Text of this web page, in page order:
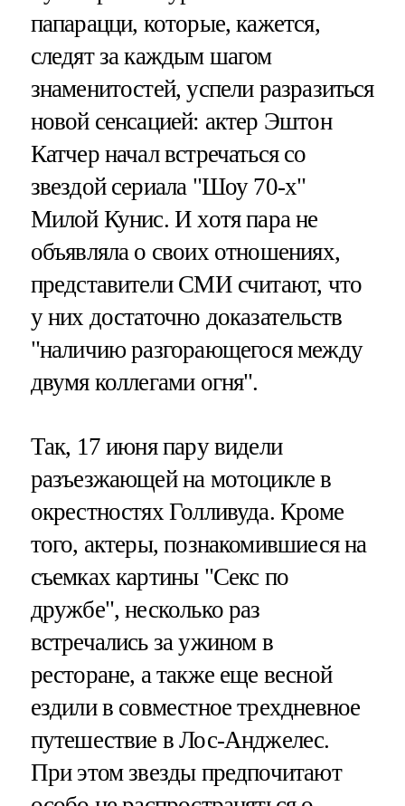
папарацци, которые, кажется,
следят за каждым шагом
знаменитостей, успели разразиться
новой сенсацией: актер Эштон
Катчер начал встречаться со
звездой сериала "Шоу 70-х"
Милой Кунис. И хотя пара не
объявляла о своих отношениях,
представители СМИ считают, что
у них достаточно доказательств
"наличию разгорающегося между
двумя коллегами огня".
Так, 17 июня пару видели
разъезжающей на мотоцикле в
окрестностях Голливуда. Кроме
того, актеры, познакомившиеся на
съемках картины "Секс по
дружбе", несколько раз
встречались за ужином в
ресторане, а также еще весной
ездили в совместное трехдневное
путешествие в Лос-Анджелес.
При этом звезды предпочитают